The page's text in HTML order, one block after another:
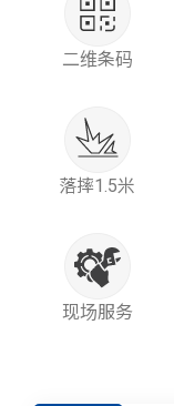
二维条码
落摔1.5米
现场服务